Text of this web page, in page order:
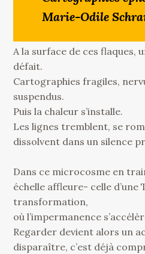
Marie-Odile
A la surface de ces flaques,
défait.
Cartographies fragiles,
suspendus.
Puis la chaleur s’installe.
Les lignes tremblent, se
dissolvent dans un silence
Dans ce microcosme en
échelle affleure- celle d’une
transformation,
où l’impermanence
Regarder devient alors un
disparaître, c’est déjà